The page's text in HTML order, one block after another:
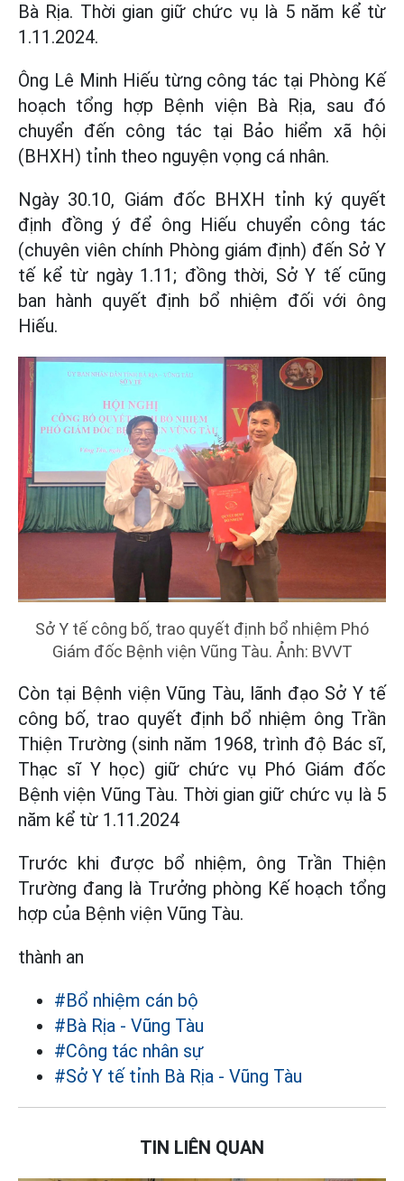
Bà Rịa. Thời gian giữ chức vụ là 5 năm kể từ
1.11.2024.
Ông Lê Minh Hiếu từng công tác tại Phòng Kế
hoạch tổng hợp Bệnh viện Bà Rịa, sau đó
chuyển đến công tác tại Bảo hiểm xã hội
(BHXH) tỉnh theo nguyện vọng cá nhân.
Ngày 30.10, Giám đốc BHXH tỉnh ký quyết
định đồng ý để ông Hiếu chuyển công tác
(chuyên viên chính Phòng giám định) đến Sở Y
tế kể từ ngày 1.11; đồng thời, Sở Y tế cũng
ban hành quyết định bổ nhiệm đối với ông
Hiếu.
Sở Y tế công bố, trao quyết định bổ nhiệm Phó
Giám đốc Bệnh viện Vũng Tàu. Ảnh: BVVT
Còn tại Bệnh viện Vũng Tàu, lãnh đạo Sở Y tế
công bố, trao quyết định bổ nhiệm ông Trần
Thiện Trường (sinh năm 1968, trình độ Bác sĩ,
Thạc sĩ Y học) giữ chức vụ Phó Giám đốc
Bệnh viện Vũng Tàu. Thời gian giữ chức vụ là 5
năm kể từ 1.11.2024
Trước khi được bổ nhiệm, ông Trần Thiện
Trường đang là Trưởng phòng Kế hoạch tổng
hợp của Bệnh viện Vũng Tàu.
thành an
#Bổ nhiệm cán bộ
#Bà Rịa - Vũng Tàu
#Công tác nhân sự
#Sở Y tế tỉnh Bà Rịa - Vũng Tàu
TIN LIÊN QUAN